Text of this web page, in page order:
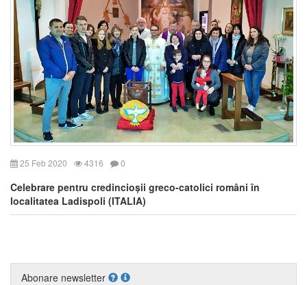
25 Feb 2020 4316 0
Celebrare pentru credincioșii greco-catolici români în
localitatea Ladispoli (ITALIA)
Abonare newsletter